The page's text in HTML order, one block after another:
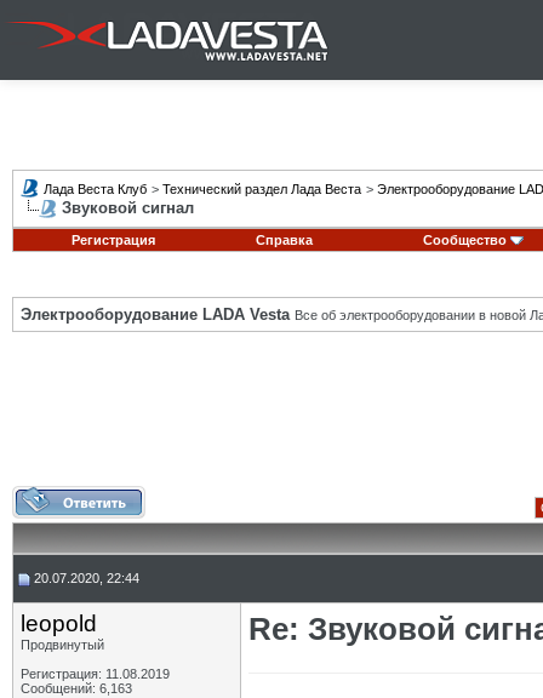
Лада Веста Клуб > Технический раздел Лада Веста > Электрооборудование
Звуковой сигнал
Регистрация Справка Сообщество
Электрооборудование LADA Vesta Все об электрооборудовании в новой
20.07.2020, 22:44
leopold
Продвинутый
Регистрация: 11.08.2019
Сообщений: 6,163
Re: Звуковой